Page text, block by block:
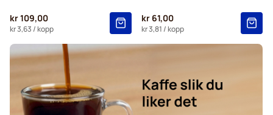
Kaffekapslen kaffekapsler for Dolce Gusto
Starbucks® Grande kaffekapsler for Dolce Gusto
kr 109,00
kr 3,63 / kopp
kr 61,00
kr 3,81 / kopp